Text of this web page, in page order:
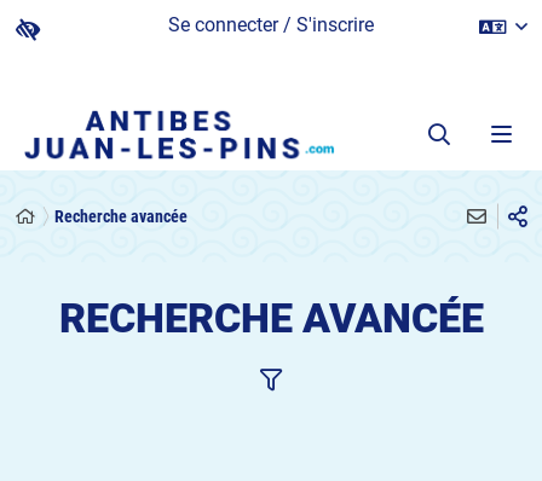
Se connecter / S'inscrire
Recherche avancée
RECHERCHE AVANCÉE